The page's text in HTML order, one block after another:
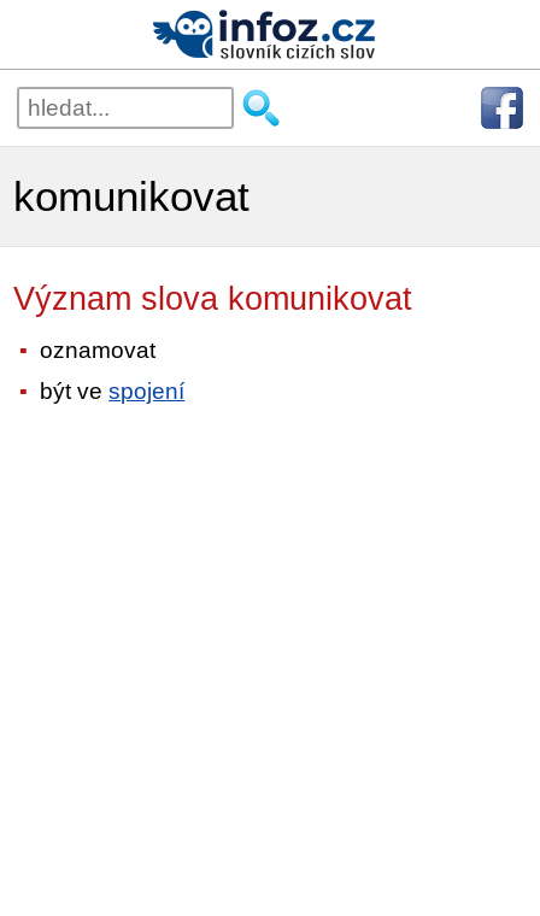
komunikovat
Význam slova komunikovat
oznamovat
být vespojení